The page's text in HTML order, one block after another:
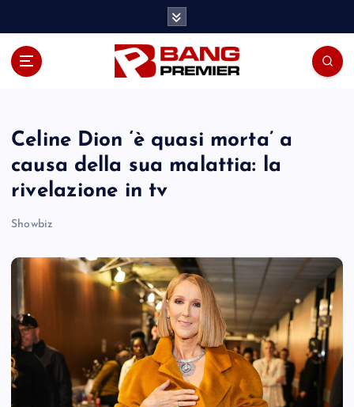
Celine Dion ‘è quasi morta’ a
causa della sua malattia: la
rivelazione in tv
Showbiz